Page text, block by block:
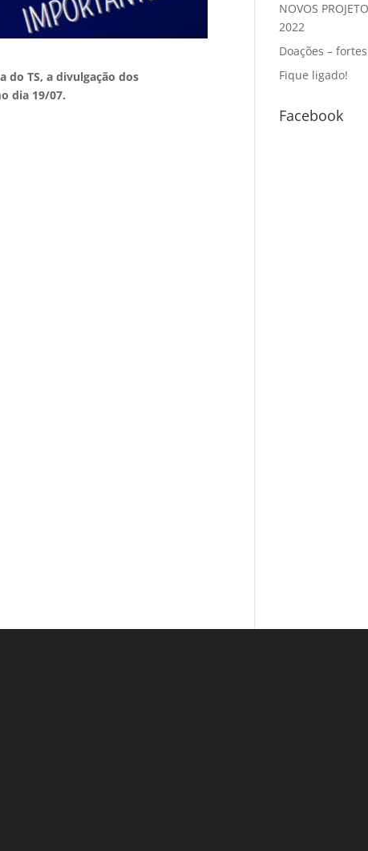
do TS, a divulgação dos
dia 19/07.
NOVOS
2022
Doações –
Fique ligado!
Facebook